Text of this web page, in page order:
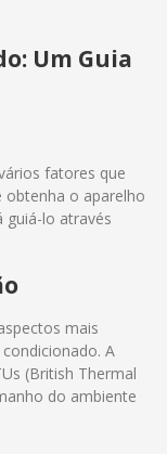
Um Guia
fatores que
obtenha o aparelho
guiá-lo através
mais
A
(British Thermal
do ambiente